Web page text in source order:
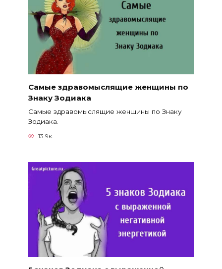
Самые здравомыслящие женщины по
Знаку Зодиака
Самые здравомыслящие женщины по Знаку
Зодиака.
13.9к.